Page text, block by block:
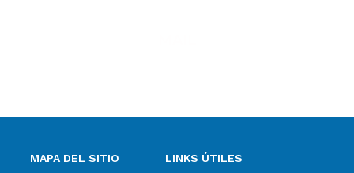
MAPA DEL SITIO LINKS ÚTILES